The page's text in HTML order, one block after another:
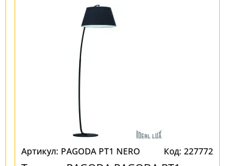
PAGODA PT1 NERO 227772